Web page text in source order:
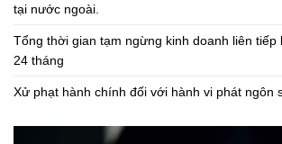
tại nước ngoài.
Tổng thời gian tạm ngừng kinh doanh liên tiếp
24 tháng
Xử phạt hành chính đối với hành vi phát ngôn